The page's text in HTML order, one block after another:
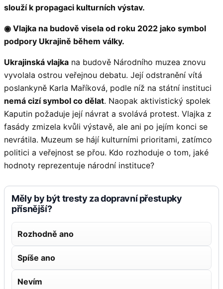
slouží k propagaci kulturních výstav.
◉ Vlajka na budově visela od roku 2022 jako symbol
podpory Ukrajině během války.
Ukrajinská vlajka na budově Národního muzea znovu
vyvolala ostrou veřejnou debatu. Její odstranění vítá
poslankyně Karla Maříková, podle níž na státní instituci
nemá cizí symbol co dělat. Naopak aktivistický spolek
Kaputin požaduje její návrat a svolává protest. Vlajka z
fasády zmizela kvůli výstavě, ale ani po jejím konci se
nevrátila. Muzeum se hájí kulturními prioritami, zatímco
politici a veřejnost se přou. Kdo rozhoduje o tom, jaké
hodnoty reprezentuje národní instituce?
Měly by být tresty za dopravní přestupky
přísnější?
Rozhodně ano
Spíše ano
Nevím